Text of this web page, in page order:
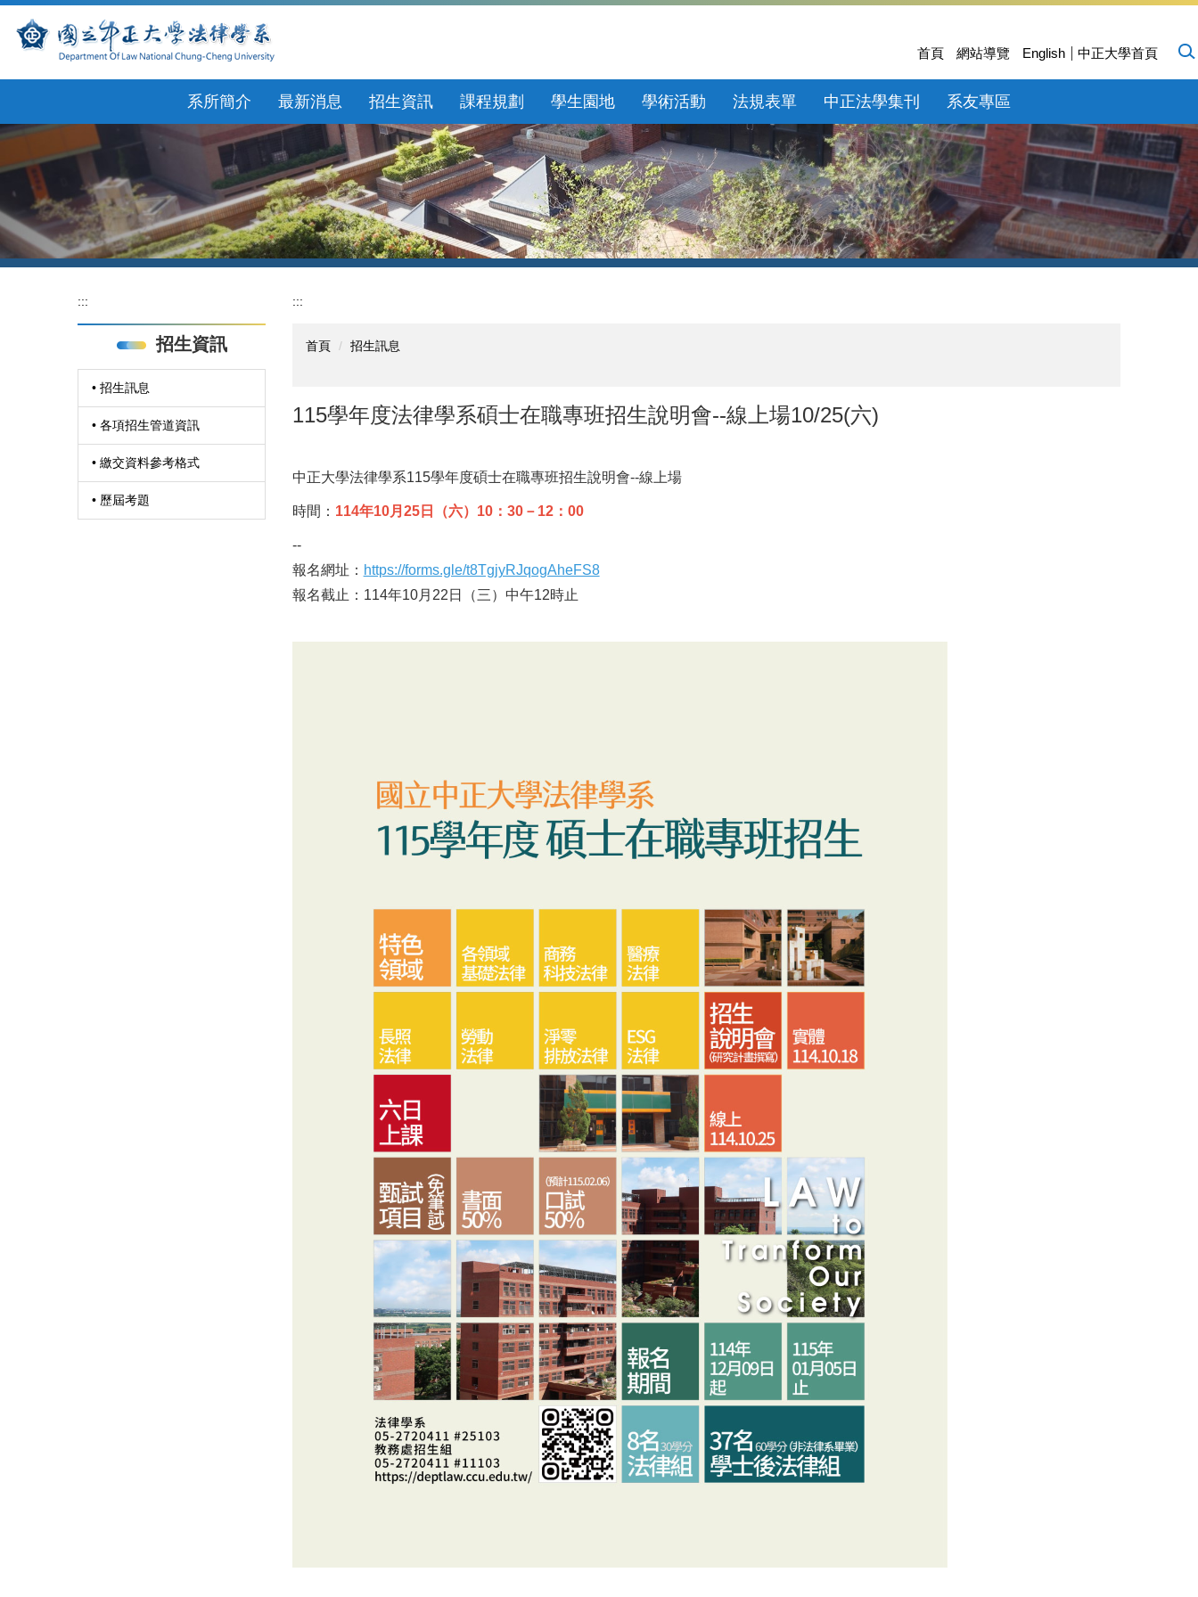
到
區
首頁 網站導覽 English 中正大學首頁
系所簡介 最新消息 招生資訊 課程規劃 學生園地 學術活動 法規表單 中正法學集刊 系友專區
:::
招生資訊
• 招生訊息
• 各項招生管道資訊
• 繳交資料參考格式
• 歷屆考題
:::
首頁 招生訊息
115學年度法律學系碩士在職專班招生說明會--線上場10/25(六)
中正大學法律學系115學年度碩士在職專班招生說明會--線上場
時間： 114年10月25日（六）10：30－12：00
--
報名網址： https://forms.gle/t8TgjyRJqogAheFS8
報名截止：114年10月22日（三）中午12時止